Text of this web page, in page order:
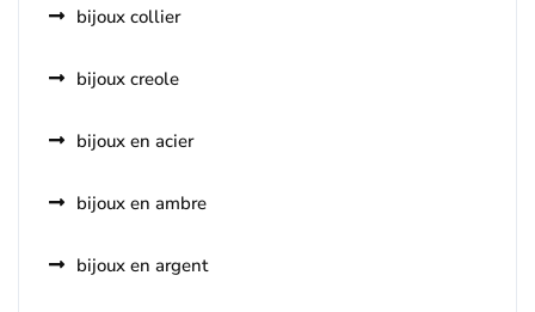
bijoux collier
bijoux creole
bijoux en acier
bijoux en ambre
bijoux en argent